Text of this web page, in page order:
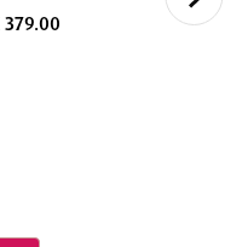
379.00